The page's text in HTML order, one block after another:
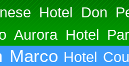
Hotel Don
Aurora Hotel
Marco Hotel